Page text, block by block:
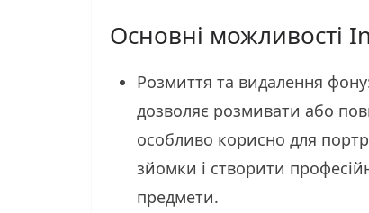
Основні можливості
Розмиття та видалення
дозволяє розмивати або
особливо корисно для
зйомки і створити
предмети.